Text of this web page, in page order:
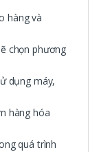
hàng và
chọn phương
dụng máy,
hàng hóa
quá trình